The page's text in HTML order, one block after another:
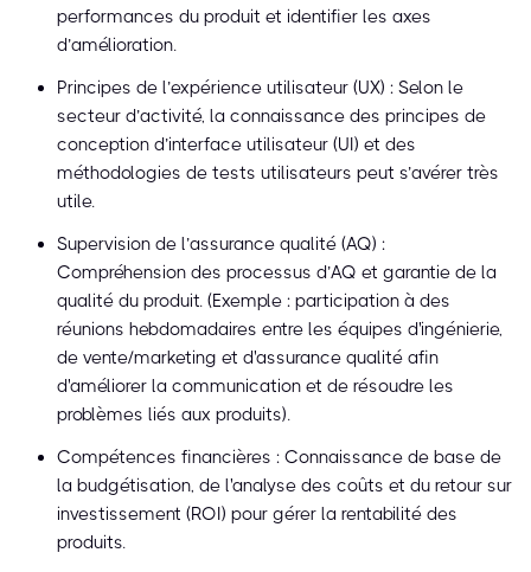
performances du produit et identifier les axes
d’amélioration.
Principes de l’expérience utilisateur (UX) : Selon le
secteur d’activité, la connaissance des principes de
conception d’interface utilisateur (UI) et des
méthodologies de tests utilisateurs peut s’avérer très
utile.
Supervision de l’assurance qualité (AQ) :
Compréhension des processus d’AQ et garantie de la
qualité du produit. (Exemple : participation à des
réunions hebdomadaires entre les équipes d'ingénierie,
de vente/marketing et d'assurance qualité afin
d'améliorer la communication et de résoudre les
problèmes liés aux produits).
Compétences financières : Connaissance de base de
la budgétisation, de l'analyse des coûts et du retour sur
investissement (ROI) pour gérer la rentabilité des
produits.